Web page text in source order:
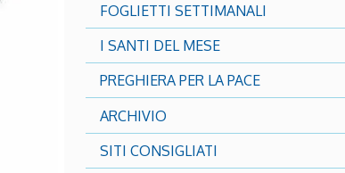
FOGLIETTI SETTIMANALI
I SANTI DEL MESE
PREGHIERA PER LA PACE
ARCHIVIO
SITI CONSIGLIATI